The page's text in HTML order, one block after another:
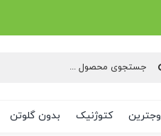
وجترین کتوژنیک بدون گلوتن